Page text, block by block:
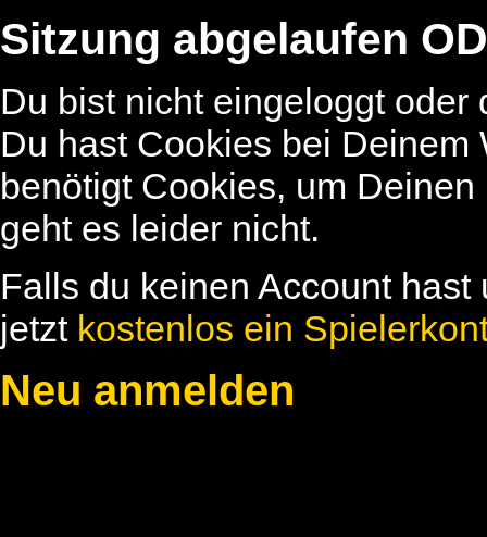
Sitzung abgelaufen
Du bist nicht eingeloggt
Du hast Cookies bei
benötigt Cookies, um
geht es leider nicht.
Falls du keinen Account
jetzt kostenlos ein
Neu anmelden